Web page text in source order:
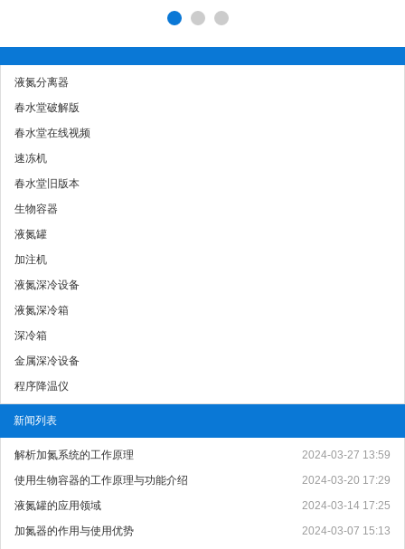
液氮分离器
春水堂破解版
春水堂在线视频
速冻机
春水堂旧版本
生物容器
液氮罐
加注机
液氮深冷设备
液氮深冷箱
深冷箱
金属深冷设备
程序降温仪
新闻列表
解析加氮系统的工作原理
2024-03-27 13:59
使用生物容器的工作原理与功能介绍
2024-03-20 17:29
液氮罐的应用领域
2024-03-14 17:25
加氮器的作用与使用优势
2024-03-07 15:13